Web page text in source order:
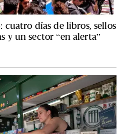
cuatro días de libros, sellos
y un sector “en alerta”